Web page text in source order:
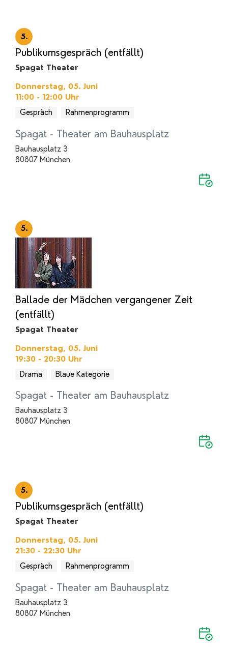
5.
Publikumsgespräch (entfällt)
Spagat Theater
Donnerstag, 05. Juni
11:00 - 12:00 Uhr
Gespräch
Rahmenprogramm
Spagat - Theater am Bauhausplatz
Bauhausplatz 3
80807 München
5.
Ballade der Mädchen vergangener Zeit
(entfällt)
Spagat Theater
Donnerstag, 05. Juni
19:30 - 20:30 Uhr
Drama
Blaue Kategorie
Spagat - Theater am Bauhausplatz
Bauhausplatz 3
80807 München
5.
Publikumsgespräch (entfällt)
Spagat Theater
Donnerstag, 05. Juni
21:30 - 22:30 Uhr
Gespräch
Rahmenprogramm
Spagat - Theater am Bauhausplatz
Bauhausplatz 3
80807 München